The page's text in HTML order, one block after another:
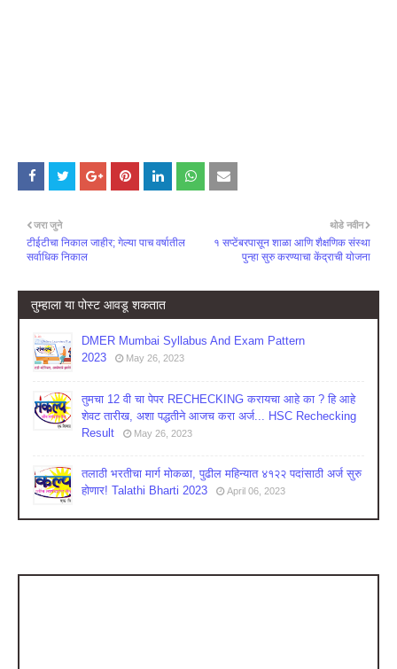
थोडे नवीन
१ सप्टेंबरपासून शाळा आणि शैक्षणिक संस्था
पुन्हा सुरु करण्याचा केंद्राची योजना
जरा जुने
टीईटीचा निकाल जाहीर; गेल्या पाच वर्षातील
सर्वाधिक निकाल
तुम्‍हाला या पोस्‍ट आवडू शकतात
DMER Mumbai Syllabus And Exam Pattern
2023
May 26, 2023
तुमचा 12 वी चा पेपर RECHECKING करायचा आहे का ? हि आहे
शेवट तारीख, अशा पद्धतीने आजच करा अर्ज... HSC Rechecking
Result
May 26, 2023
तलाठी भरतीचा मार्ग मोकळा, पुढील महिन्यात ४१२२ पदांसाठी अर्ज सुरु
होणार! Talathi Bharti 2023
April 06, 2023